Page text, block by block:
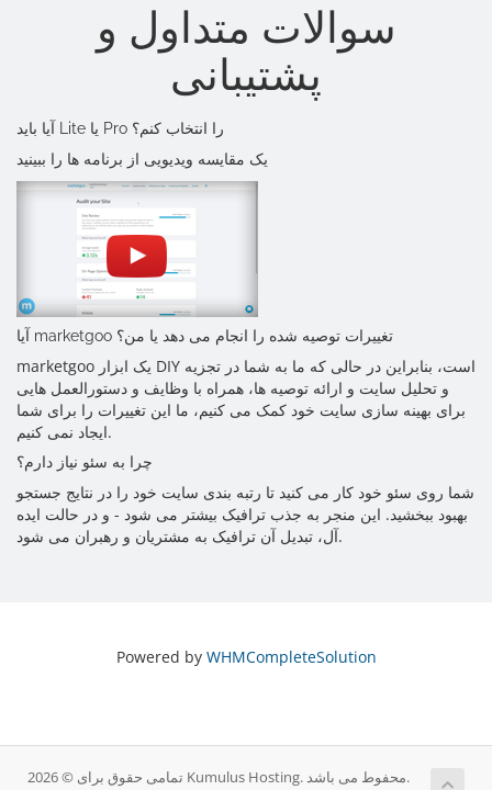
سوالات متداول و
پشتیبانی
آیا باید Lite یا Pro را انتخاب کنم؟
یک مقایسه ویدیویی از برنامه ها را ببینید
آیا marketgoo تغییرات توصیه شده را انجام می دهد یا من؟
marketgoo یک ابزار DIY است، بنابراین در حالی که ما به شما در تجزیه
و تحلیل سایت و ارائه توصیه ها، همراه با وظایف و دستورالعمل هایی
برای بهینه سازی سایت خود کمک می کنیم، ما این تغییرات را برای شما
ایجاد نمی کنیم.
چرا به سئو نیاز دارم؟
شما روی سئو خود کار می کنید تا رتبه بندی سایت خود را در نتایج جستجو
بهبود ببخشید. این منجر به جذب ترافیک بیشتر می شود - و در حالت ایده
آل، تبدیل آن ترافیک به مشتریان و رهبران می شود.
Powered by WHMCompleteSolution
تمامی حقوق برای © 2026 Kumulus Hosting. محفوط می باشد.